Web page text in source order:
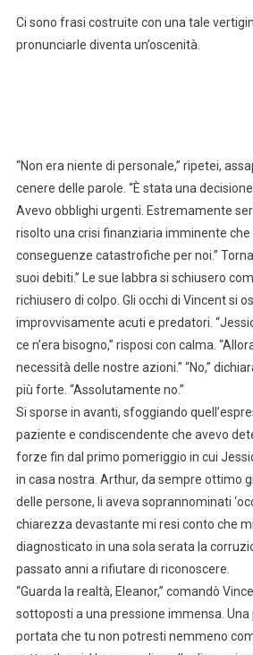
Ci sono frasi costruite con una tale
pronunciarle diventa un’oscenità.
“Non era niente di personale,” ripetei,
cenere delle parole. “È stata una
Avevo obblighi urgenti. Estremamente
risolto una crisi finanziaria imminente
conseguenze catastrofiche per noi.”
suoi debiti.” Le sue labbra si schiusero
richiusero di colpo. Gli occhi di Vincent si
improvvisamente acuti e predatori.
ce n’era bisogno,” risposi con calma.
necessità delle nostre azioni.” “No,”
più forte. “Assolutamente no.”
Si sporse in avanti, sfoggiando
paziente e condiscendente che avevo
forze fin dal primo pomeriggio in cui
in casa nostra. Arthur, da sempre ottimo
delle persone, li aveva soprannominati
chiarezza devastante mi resi conto che
diagnosticato in una sola serata la
passato anni a rifiutare di riconoscere.
“Guarda la realtà, Eleanor,” comandò
sottoposti a una pressione immensa. Una
portata che tu non potresti nemmeno